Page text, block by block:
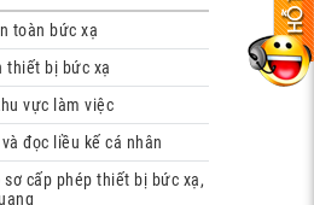
toàn bức xạ
thiết bị bức xạ
vực làm việc
đọc liều kế cá nhân
sơ cấp phép thiết bị bức xạ,